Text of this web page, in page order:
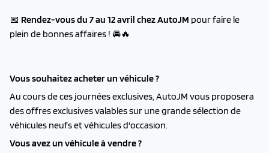
📅 Rendez-vous du 7 au 12 avril chez AutoJM pour faire le
plein de bonnes affaires ! 🚘🔥
Vous souhaitez acheter un véhicule ?
Au cours de ces journées exclusives, AutoJM vous proposera
des offres exclusives valables sur une grande sélection de
véhicules neufs et véhicules d'occasion.
Vous avez un véhicule à vendre ?